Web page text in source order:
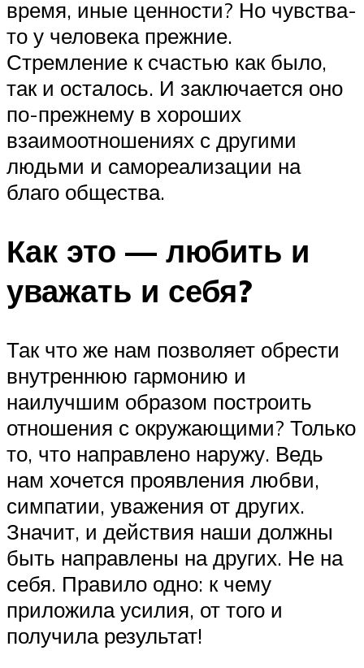
время, иные ценности? Но чувства-
то у человека прежние.
Стремление к счастью как было,
так и осталось. И заключается оно
по-прежнему в хороших
взаимоотношениях с другими
людьми и самореализации на
благо общества.
Как это — любить и
уважать и себя?
Так что же нам позволяет обрести
внутреннюю гармонию и
наилучшим образом построить
отношения с окружающими? Только
то, что направлено наружу. Ведь
нам хочется проявления любви,
симпатии, уважения от других.
Значит, и действия наши должны
быть направлены на других. Не на
себя. Правило одно: к чему
приложила усилия, от того и
получила результат!